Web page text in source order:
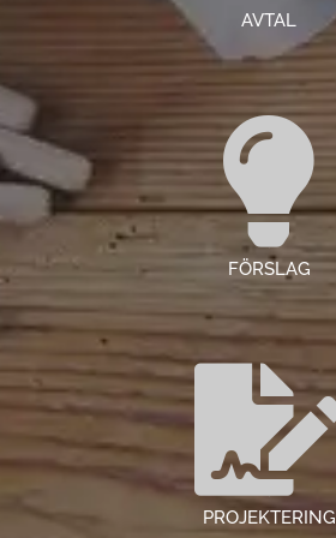
AVTAL
FÖRSLAG
PROJEKTERING